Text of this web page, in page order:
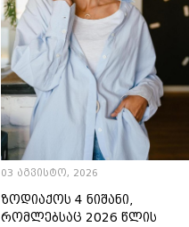
03 აგვისტო, 2026
ზოდიაქოს 4 ნიშანი,
რომლებსაც 2026 წლის